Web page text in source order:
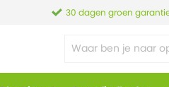
30 dagen groen